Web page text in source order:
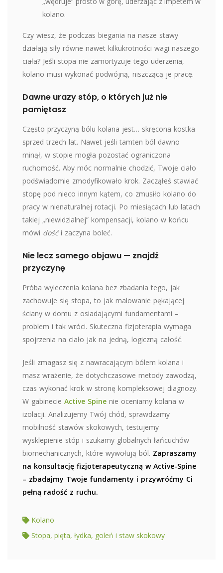
kolano.
Czy wiesz, że podczas biegania na nasze stawy
działają siły równe nawet kilkukrotności wagi naszego
ciała? Jeśli stopa nie zamortyzuje tego uderzenia,
kolano musi wykonać podwójną, niszczącą je pracę.
Dawne urazy stóp, o których już nie
pamiętasz
Często przyczyną bólu kolana jest… skręcona kostka
sprzed trzech lat. Nawet jeśli tamten ból dawno
minął, w stopie mogła pozostać ograniczona
ruchomość. Aby móc normalnie chodzić, Twoje ciało
podświadomie zmodyfikowało krok. Zacząłeś stawiać
stopę pod nieco innym kątem, co zmusiło kolano do
pracy w nienaturalnej rotacji. Po miesiącach lub latach
takiej „niewidzialnej” kompensacji, kolano w końcu
mówi dośći zaczyna boleć.
Nie lecz samego objawu — znajdź
przyczynę
Próba wyleczenia kolana bez zbadania tego, jak
zachowuje się stopa, to jak malowanie pękającej
ściany w domu z osiadającymi fundamentami –
problem i tak wróci. Skuteczna fizjoterapia wymaga
spojrzenia na ciało jak na jedną, logiczną całość.
Jeśli zmagasz się z nawracającym bólem kolana i
masz wrażenie, że dotychczasowe metody zawodzą,
czas wykonać krok w stronę kompleksowej diagnozy.
W gabinecie Active Spine nie oceniamy kolana w
izolacji. Analizujemy Twój chód, sprawdzamy
mobilność stawów skokowych, testujemy
wysklepienie stóp i szukamy globalnych łańcuchów
biomechanicznych, które wywołują ból. Zapraszamy
na konsultację fizjoterapeutyczną w Active-Spine
– zbadajmy Twoje fundamenty i przywróćmy Ci
pełną radość z ruchu.
Kolano
Stopa, pięta, łydka, goleń i staw skokowy